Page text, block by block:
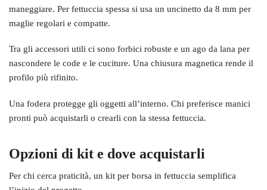
maneggiare. Per fettuccia spessa si usa un uncinetto da 8 mm per
maglie regolari e compatte.
Tra gli accessori utili ci sono forbici robuste e un ago da lana per
nascondere le code e le cuciture. Una chiusura magnetica rende il
profilo più rifinito.
Una fodera protegge gli oggetti all’interno. Chi preferisce manici
pronti può acquistarli o crearli con la stessa fettuccia.
Opzioni di kit e dove acquistarli
Per chi cerca praticità, un kit per borsa in fettuccia semplifica